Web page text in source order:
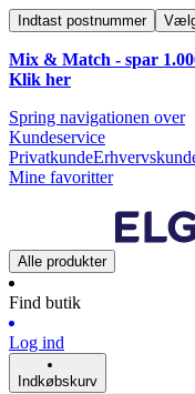
Indtast postnummer
Mix & Match - spar
Klik her
Spring navigationen over
Kundeservice
Privatkunde
Mine favoritter
Alle produkter
Find butik
Log ind
Indkøbskurv